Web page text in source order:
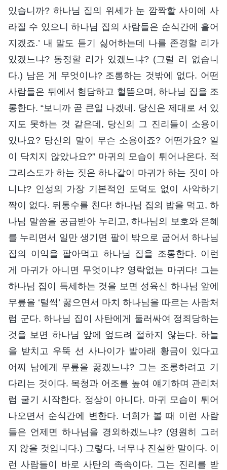
있습니까? 하나님 집의 위세가 눈 깜짝할 사이에 사
라질 수 있으니 하나님 집의 사람들은 순식간에 흩어
지겠죠.’ 내 말도 듣기 싫어하는데 나를 존경할 리가
있겠느냐? 동정할 리가 있겠느냐? (그럴 리 없습니
다.) 남은 게 무엇이냐? 조롱하는 것밖에 없다. 어떤
사람들은 뒤에서 험담하고 헐뜯으며, 하나님 집을 조
롱한다. “보니까 곧 큰일 나겠네. 당신은 제대로 서 있
지도 못하는 것 같은데, 당신의 그 진리들이 소용이
있나요? 당신의 말이 무슨 소용이죠? 어떤가요? 일
이 닥치지 않았나요?” 마귀의 모습이 튀어나온다. 적
그리스도가 하는 짓은 하나같이 마귀가 하는 짓이 아
니냐? 인성의 가장 기본적인 도덕도 없이 사악하기
짝이 없다. 뒤통수를 친다! 하나님 집의 밥을 먹고, 하
나님 말씀을 공급받아 누리고, 하나님의 보호와 은혜
를 누리면서 일만 생기면 팔이 밖으로 굽어서 하나님
집의 이익을 팔아먹고 하나님 집을 조롱한다. 이런
게 마귀가 아니면 무엇이냐? 영락없는 마귀다! 그는
하나님 집이 득세하는 것을 보면 성육신 하나님 앞에
무릎을 ‘털썩’ 꿇으면서 마치 하나님을 따르는 사람처
럼 군다. 하나님 집이 사탄에게 둘러싸여 정죄당하는
것을 보면 하나님 앞에 엎드려 절하지 않는다. 하늘
을 받치고 우뚝 선 사나이가 발아래 황금이 있다고
어찌 남에게 무릎을 꿇겠느냐? 그는 조롱하려고 기
다리는 것이다. 목청과 어조를 높여 얘기하며 관리처
럼 굴기 시작한다. 정상이 아니다. 마귀 모습이 튀어
나오면서 순식간에 변한다. 너희가 볼 때 이런 사람
들은 언제면 하나님을 경외하겠느냐? (영원히 그러
지 않을 것입니다.) 그렇다, 너무나 진실한 말이다. 이
런 사람들이 바로 사탄의 족속이다. 그는 진리를 받